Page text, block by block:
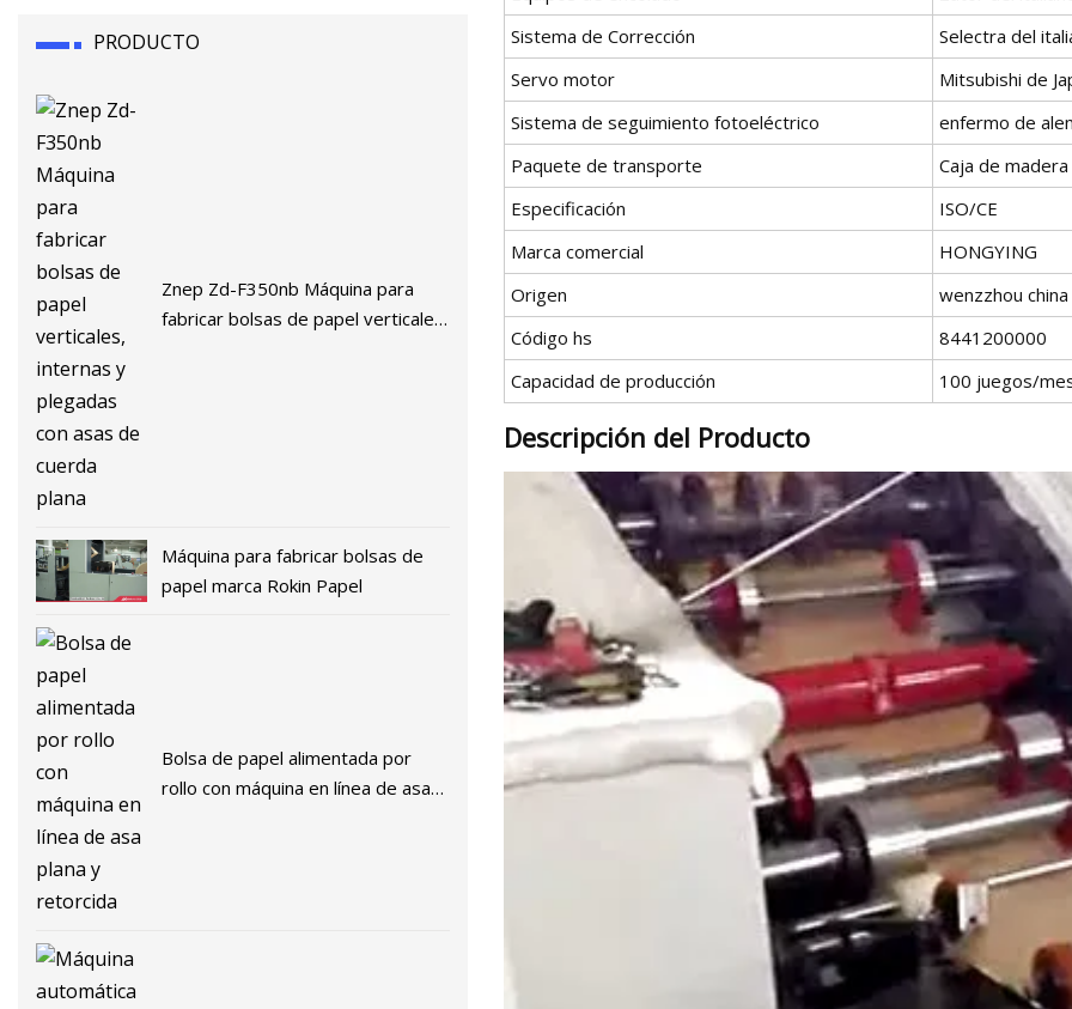
PRODUCTO
Znep Zd-F350nb Máquina para
fabricar bolsas de papel verticales,
Máquina para fabricar bolsas de
papel marca Rokin Papel
Bolsa de papel alimentada por
rollo con máquina en línea de asa
Sistema de Corrección
Selectra del
Servo motor
Mitsubishi de
Sistema de seguimiento fotoeléctrico
enfermo de
Paquete de transporte
Caja de madera
Especificación
ISO/CE
Marca comercial
HONGYING
Origen
wenzzhou china
Código hs
8441200000
Capacidad de producción
100 juegos/
Descripción del Producto